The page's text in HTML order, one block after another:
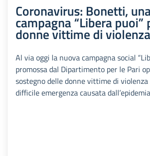
Coronavirus: Bonetti,
campagna “Libera puoi”
donne vittime di violenza
Al via oggi la nuova campagna social
promossa dal Dipartimento per le Pari
sostegno delle donne vittime di
difficile emergenza causata